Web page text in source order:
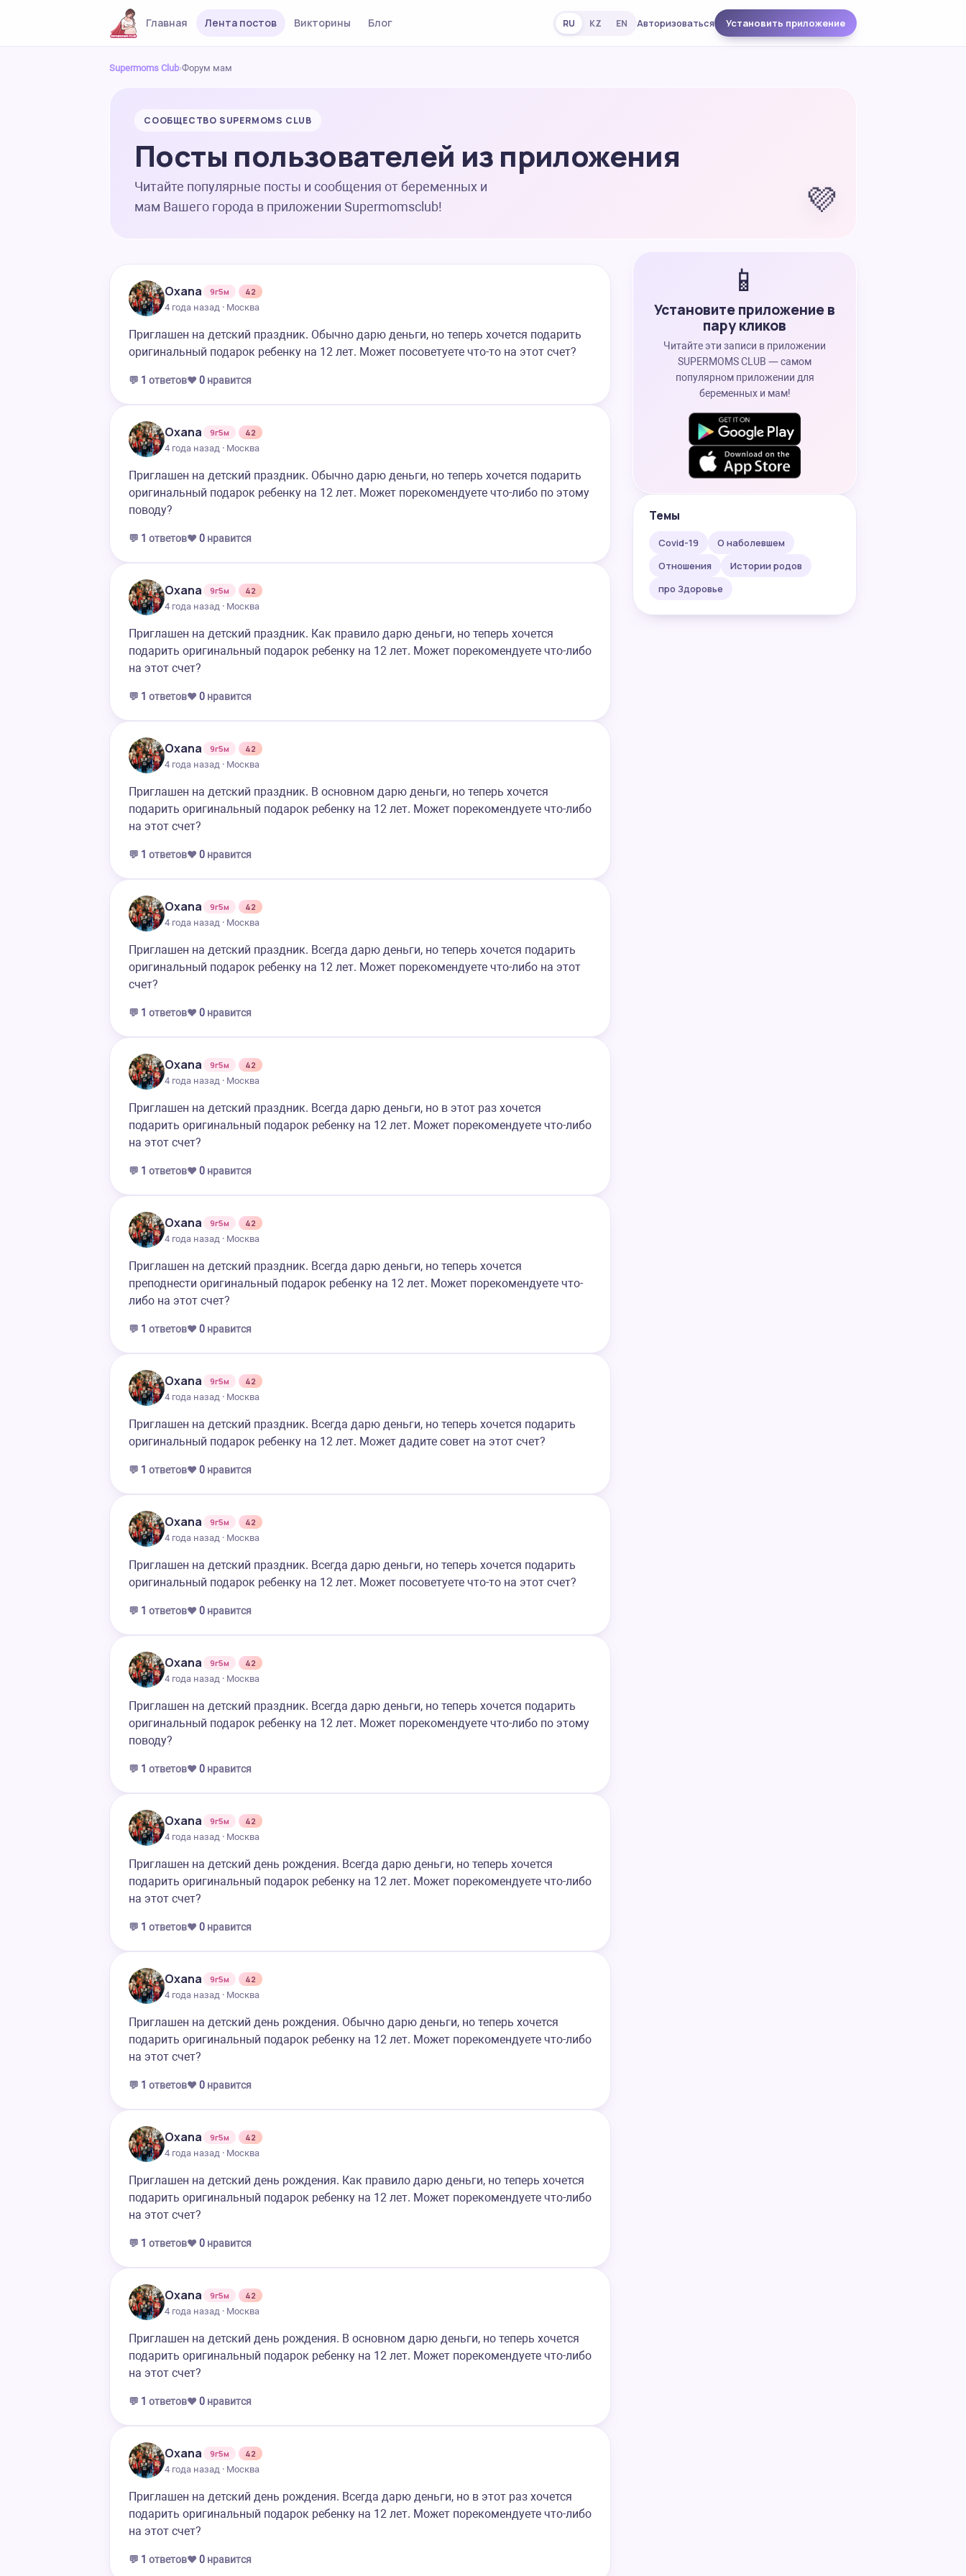
Главная Лента постов Викторины Блог RU KZ EN Авторизоваться Установить приложение
Supermoms Club›Форум мам
💜
СООБЩЕСТВО SUPERMOMS CLUB
Посты пользователей из приложения
Читайте популярные посты и сообщения от беременных и
мам Вашего города в приложении Supermomsclub!
Oxana 9г5м
42
4 года назад · Москва
Приглашен на детский праздник. Обычно дарю деньги, но теперь хочется подарить
оригинальный подарок ребенку на 12 лет. Может посоветуете что-то на этот счет?
💬 1 ответов❤️ 0 нравится
Oxana 9г5м
42
4 года назад · Москва
Приглашен на детский праздник. Обычно дарю деньги, но теперь хочется подарить
оригинальный подарок ребенку на 12 лет. Может порекомендуете что-либо по этому
поводу?
💬 1 ответов❤️ 0 нравится
Oxana 9г5м
42
4 года назад · Москва
Приглашен на детский праздник. Как правило дарю деньги, но теперь хочется
подарить оригинальный подарок ребенку на 12 лет. Может порекомендуете что-либо
на этот счет?
💬 1 ответов❤️ 0 нравится
Oxana 9г5м
42
4 года назад · Москва
Приглашен на детский праздник. В основном дарю деньги, но теперь хочется
подарить оригинальный подарок ребенку на 12 лет. Может порекомендуете что-либо
на этот счет?
💬 1 ответов❤️ 0 нравится
Oxana 9г5м
42
4 года назад · Москва
Приглашен на детский праздник. Всегда дарю деньги, но теперь хочется подарить
оригинальный подарок ребенку на 12 лет. Может порекомендуете что-либо на этот
счет?
💬 1 ответов❤️ 0 нравится
Oxana 9г5м
42
4 года назад · Москва
Приглашен на детский праздник. Всегда дарю деньги, но в этот раз хочется
подарить оригинальный подарок ребенку на 12 лет. Может порекомендуете что-либо
на этот счет?
💬 1 ответов❤️ 0 нравится
Oxana 9г5м
42
4 года назад · Москва
Приглашен на детский праздник. Всегда дарю деньги, но теперь хочется
преподнести оригинальный подарок ребенку на 12 лет. Может порекомендуете что-
либо на этот счет?
💬 1 ответов❤️ 0 нравится
Oxana 9г5м
42
4 года назад · Москва
Приглашен на детский праздник. Всегда дарю деньги, но теперь хочется подарить
оригинальный подарок ребенку на 12 лет. Может дадите совет на этот счет?
💬 1 ответов❤️ 0 нравится
Oxana 9г5м
42
4 года назад · Москва
Приглашен на детский праздник. Всегда дарю деньги, но теперь хочется подарить
оригинальный подарок ребенку на 12 лет. Может посоветуете что-то на этот счет?
💬 1 ответов❤️ 0 нравится
Oxana 9г5м
42
4 года назад · Москва
Приглашен на детский праздник. Всегда дарю деньги, но теперь хочется подарить
оригинальный подарок ребенку на 12 лет. Может порекомендуете что-либо по этому
поводу?
💬 1 ответов❤️ 0 нравится
Oxana 9г5м
42
4 года назад · Москва
Приглашен на детский день рождения. Всегда дарю деньги, но теперь хочется
подарить оригинальный подарок ребенку на 12 лет. Может порекомендуете что-либо
на этот счет?
💬 1 ответов❤️ 0 нравится
Oxana 9г5м
42
4 года назад · Москва
Приглашен на детский день рождения. Обычно дарю деньги, но теперь хочется
подарить оригинальный подарок ребенку на 12 лет. Может порекомендуете что-либо
на этот счет?
💬 1 ответов❤️ 0 нравится
Oxana 9г5м
42
4 года назад · Москва
Приглашен на детский день рождения. Как правило дарю деньги, но теперь хочется
подарить оригинальный подарок ребенку на 12 лет. Может порекомендуете что-либо
на этот счет?
💬 1 ответов❤️ 0 нравится
Oxana 9г5м
42
4 года назад · Москва
Приглашен на детский день рождения. В основном дарю деньги, но теперь хочется
подарить оригинальный подарок ребенку на 12 лет. Может порекомендуете что-либо
на этот счет?
💬 1 ответов❤️ 0 нравится
Oxana 9г5м
42
4 года назад · Москва
Приглашен на детский день рождения. Всегда дарю деньги, но в этот раз хочется
подарить оригинальный подарок ребенку на 12 лет. Может порекомендуете что-либо
на этот счет?
💬 1 ответов❤️ 0 нравится
📱
Установите приложение в
пару кликов
Читайте эти записи в приложении
SUPERMOMS CLUB — самом
популярном приложении для
беременных и мам!
Темы
Covid-19
О наболевшем
Отношения
Истории родов
про Здоровье